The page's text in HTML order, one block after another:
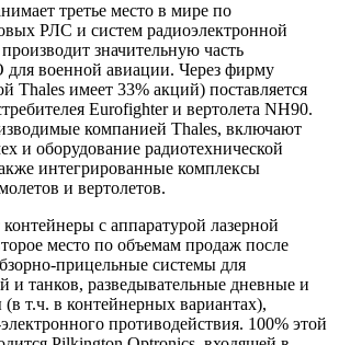
третье место в мире по
РЛС и систем радиоэлектронной
значительную часть
военной авиации. Через фирму
Thales имеет 33% акций) поставляется
Eurofighter и вертолета NH90.
компанией Thales, включают
и оборудование радиотехнической
интегрированные комплексы
и вертолетов.
с аппаратурой лазерной
место по объемам продаж после
прицельные системы для
и танков, разведывательные дневные и
т.ч. в контейнерных вариантах),
противодействия. 100% этой